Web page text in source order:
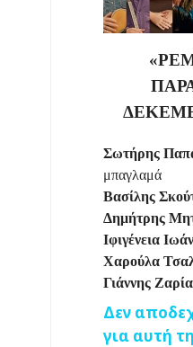
Σωτήρης
μπαγλαμά
Βασίλης
Δημήτρης
Ιφιγένεια
Χαρούλα
Γιάννης
Δεν
για αυτή